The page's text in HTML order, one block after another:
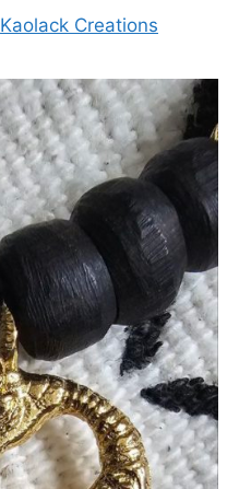
Kaolack Creations